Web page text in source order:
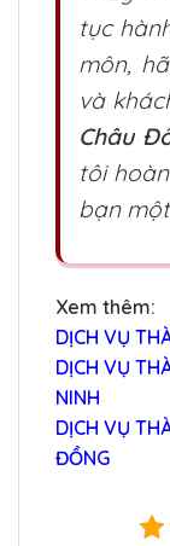
tục
môn,
và
Châu
tôi
bạn
Xem thêm:
DỊCH VỤ
DỊCH VỤ
NINH
DỊCH VỤ
ĐỒNG